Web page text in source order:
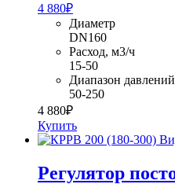
4 880₽
Диаметр
DN160
Расход, м3/ч
15-50
Диапазон
50-250
4 880₽
Купить
Регулятор